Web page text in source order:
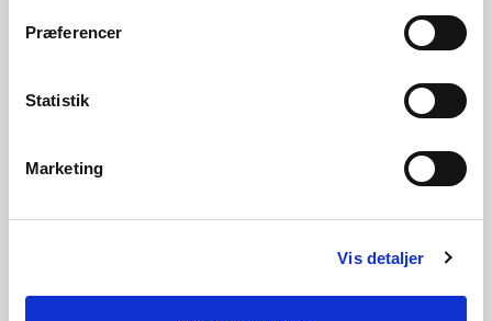
Præferencer
Statistik
Marketing
Vis detaljer
Hændelsesår
Hændelsessted